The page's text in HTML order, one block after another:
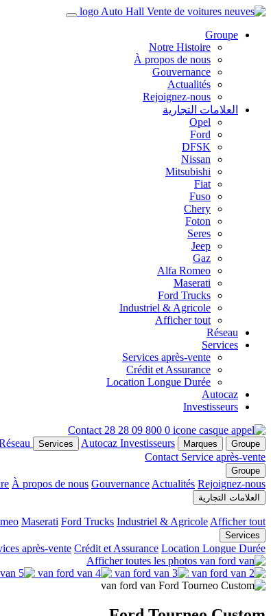
Groupe
Notre Histoire
À propos de nous
Gouvernance
Actualités
Rejoignez-nous
العلامات التجارية
Opel
Ford
DFSK
Nissan
Mitsubishi
Fiat
Fuso
Chery
Foton
Seres
Jeep
Gaz
Alfa Romeo
Maserati
Ford Trucks
Industriel & Agricole
Afficher tout
Réseau
Services
Services après-vente
Crédit et Assurance
Location Longue Durée
Autocaz
Investisseurs
Contact
Groupe
Marques
Services Autocaz Investisseurs
Contact Service après-vente
Groupe
À propos de nous Gouvernance Actualités Rejoignez-nous
العلامات التجارية
Maserati Ford Trucks Industriel & Agricole Afficher tout
Services
après-vente Crédit et Assurance Location Longue Durée
Afficher toutes les photos